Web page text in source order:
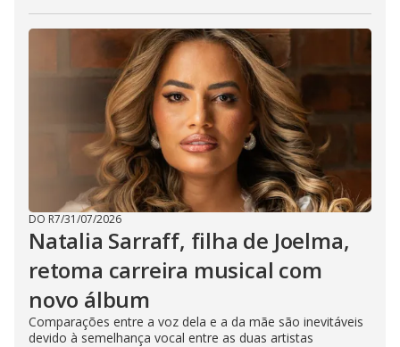
DO R7/31/07/2026
Natalia Sarraff, filha de Joelma,
retoma carreira musical com
novo álbum
Comparações entre a voz dela e a da mãe são inevitáveis
devido à semelhança vocal entre as duas artistas